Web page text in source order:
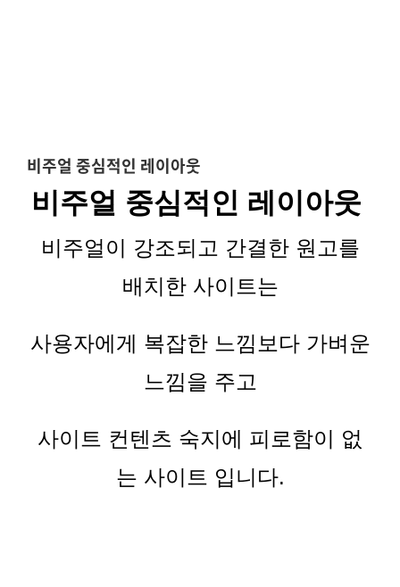
비주얼 중심적인 레이아웃
비주얼 중심적인 레이아웃
비주얼이 강조되고 간결한 원고를
배치한 사이트는
사용자에게 복잡한 느낌보다 가벼운
느낌을 주고
사이트 컨텐츠 숙지에 피로함이 없
는 사이트 입니다.